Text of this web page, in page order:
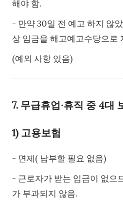
해야 함.
- 만약 30일 전 예고 하지 않
상 임금을 해고예고수당으로
(예외 사항 있음)
7. 무급휴업∙휴직 중 4대
1) 고용보험
- 면제( 납부할 필요 없음)
- 근로자가 받는 임금이 없으
가 부과되지 않음.